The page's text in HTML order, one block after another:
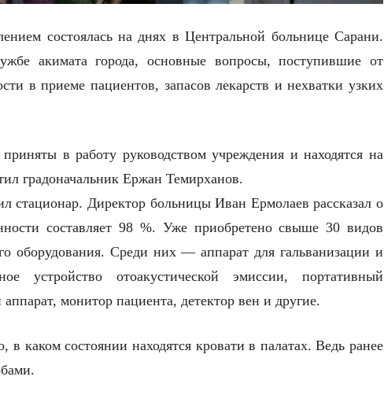
состоялась на днях в Центральной больнице Сарани.
акимата города, основные вопросы, поступившие от
в приеме пациентов, запасов лекарств и нехватки узких
в работу руководством учреждения и находятся на
градоначальник Ержан Темирханов.
стационар. Директор больницы Иван Ермолаев рассказал о
составляет 98 %. Уже приобретено свыше 30 видов
оборудования. Среди них — аппарат для гальванизации и
устройство отоакустической эмиссии, портативный
монитор пациента, детектор вен и другие.
в каком состоянии находятся кровати в палатах. Ведь ранее